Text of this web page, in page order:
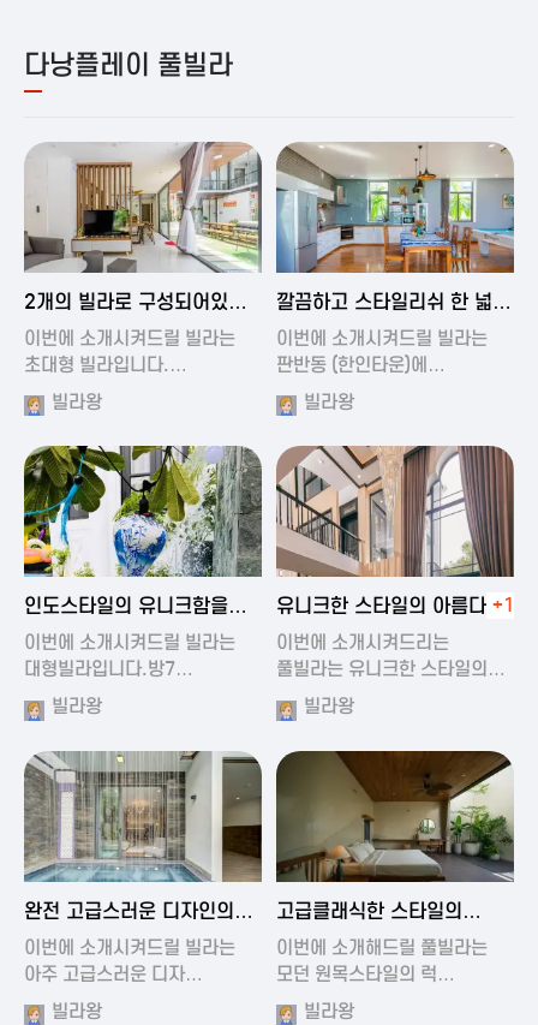
다낭플레이 풀빌라
2024-11-19 00:54
2개의 빌라로 구성되어있는
대형 풀빌…
이번에 소개시켜드릴 빌라는
초대형 빌라입니다.…
빌라왕
2024-11-19 01:27
깔끔하고 스타일리쉬 한 넓은
풀빌라
이번에 소개시켜드릴 빌라는
판반동 (한인타운)에…
빌라왕
2024-11-19 01:35
인도스타일의 유니크함을
가진 풀빌라
이번에 소개시켜드릴 빌라는
대형빌라입니다.방7…
빌라왕
2024-11-19 00:45
유니크한 스타일의 아름다운
풀빌라
+1
이번에 소개시켜드리는
풀빌라는 유니크한 스타일의…
빌라왕
2024-11-19 01:13
완전 고급스러운 디자인의
빌라
이번에 소개시켜드릴 빌라는
아주 고급스러운 디자…
빌라왕
2024-11-19 00:37
고급클래식한 스타일의
럭셔리 풀빌라
이번에 소개해드릴 풀빌라는
모던 원목스타일의 럭…
빌라왕